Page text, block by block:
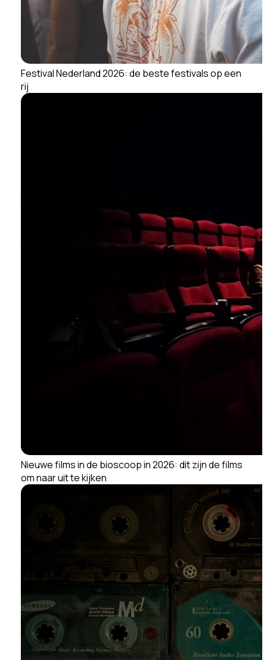
Festival Nederland 2026: de beste festivals op een
rij
Nieuwe films in de bioscoop in 2026: dit zijn de films
om naar uit te kijken